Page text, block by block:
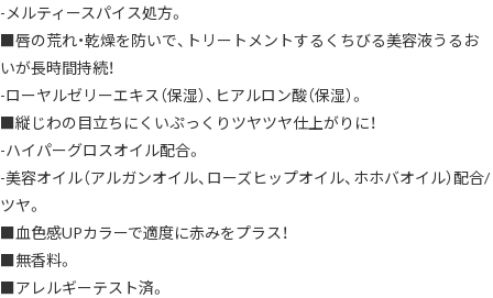
-メルティースパイス処方。
■唇の荒れ・乾燥を防いで、トリートメントするくちびる美容液うるお
いが長時間持続！
-ローヤルゼリーエキス（保湿）、ヒアルロン酸（保湿）。
■縦じわの目立ちにくいぷっくりツヤツヤ仕上がりに！
-ハイパーグロスオイル配合。
-美容オイル（アルガンオイル、ローズヒップオイル、ホホバオイル）配合/
ツヤ。
■血色感UPカラーで適度に赤みをプラス！
■無香料。
■アレルギーテスト済。